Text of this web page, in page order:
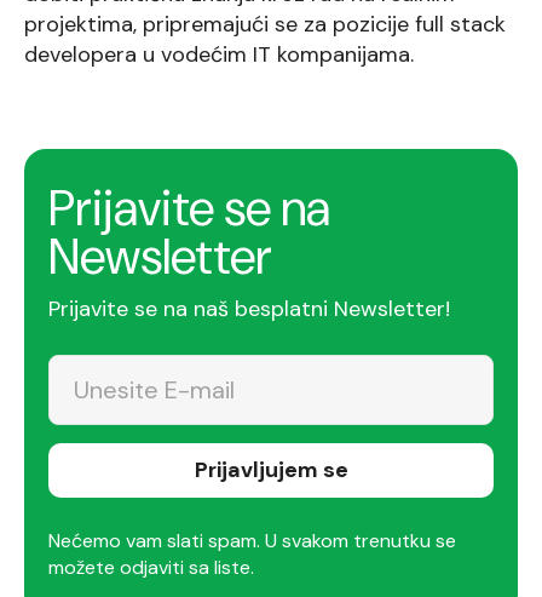
projektima, pripremajući se za pozicije full stack
developera u vodećim IT kompanijama.
Prijavite se na
Newsletter
Prijavite se na naš besplatni Newsletter!
Prijavljujem se
Nećemo vam slati spam. U svakom trenutku se
možete odjaviti sa liste.